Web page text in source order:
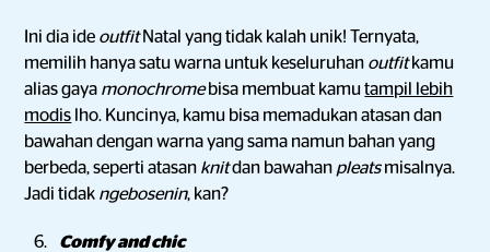
Ini dia ide outfitNatal yang tidak kalah unik! Ternyata,
memilih hanya satu warna untuk keseluruhan outfitkamu
alias gaya monochromebisa membuat kamutampil lebih
modis lho. Kuncinya, kamu bisa memadukan atasan dan
bawahan dengan warna yang sama namun bahan yang
berbeda, seperti atasan knitdan bawahan pleatsmisalnya.
Jadi tidak ngebosenin, kan?
Comfy and chic